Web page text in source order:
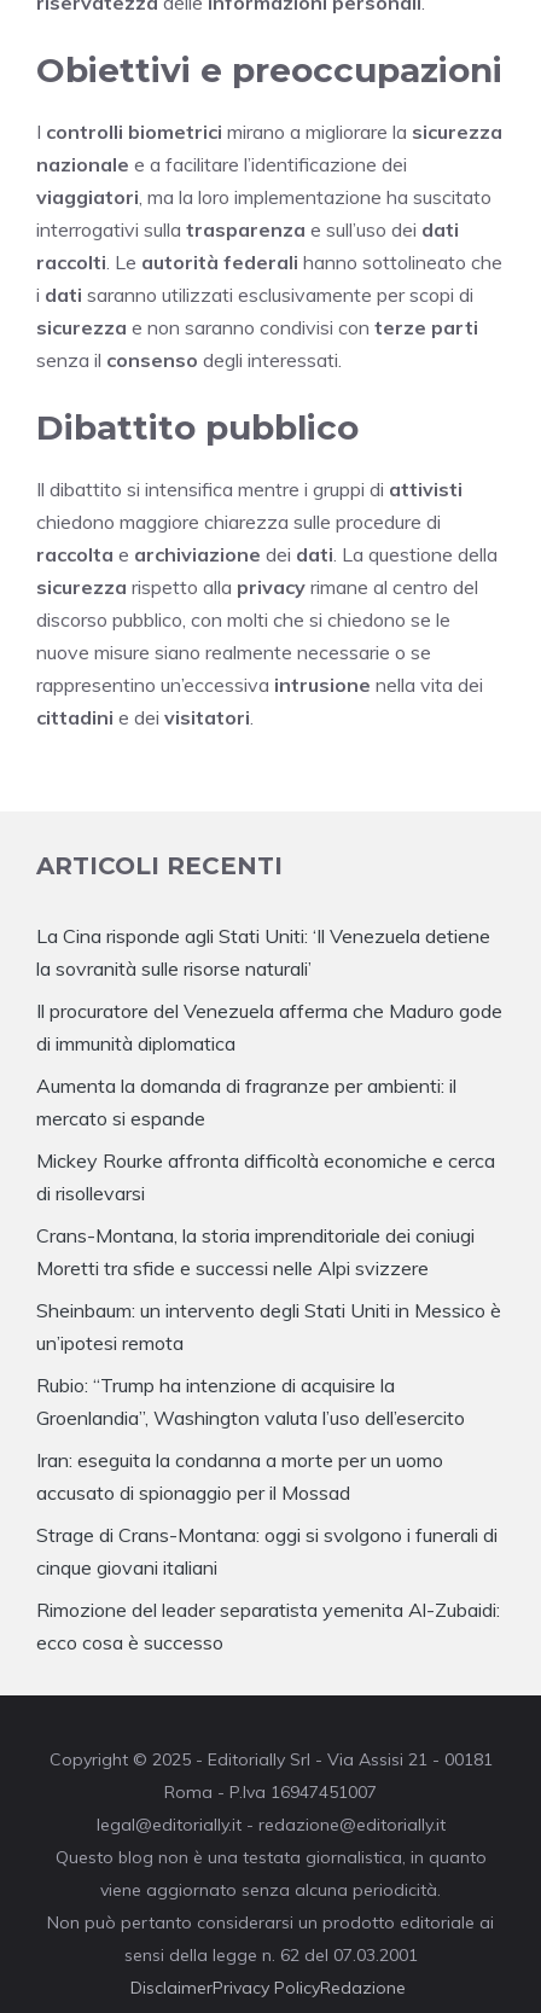
Obiettivi e preoccupazioni
I controlli biometrici mirano a migliorare la sicurezza
nazionale e a facilitare l’identificazione dei
viaggiatori, ma la loro implementazione ha suscitato
interrogativi sulla trasparenza e sull’uso dei dati
raccolti. Le autorità federali hanno sottolineato che
i dati saranno utilizzati esclusivamente per scopi di
sicurezza e non saranno condivisi con terze parti
senza il consenso degli interessati.
Dibattito pubblico
Il dibattito si intensifica mentre i gruppi di attivisti
chiedono maggiore chiarezza sulle procedure di
raccolta e archiviazione dei dati. La questione della
sicurezza rispetto alla privacy rimane al centro del
discorso pubblico, con molti che si chiedono se le
nuove misure siano realmente necessarie o se
rappresentino un’eccessiva intrusione nella vita dei
cittadini e dei visitatori.
ARTICOLI RECENTI
La Cina risponde agli Stati Uniti: ‘Il Venezuela detiene
la sovranità sulle risorse naturali’
Il procuratore del Venezuela afferma che Maduro gode
di immunità diplomatica
Aumenta la domanda di fragranze per ambienti: il
mercato si espande
Mickey Rourke affronta difficoltà economiche e cerca
di risollevarsi
Crans-Montana, la storia imprenditoriale dei coniugi
Moretti tra sfide e successi nelle Alpi svizzere
Sheinbaum: un intervento degli Stati Uniti in Messico è
un’ipotesi remota
Rubio: “Trump ha intenzione di acquisire la
Groenlandia”, Washington valuta l’uso dell’esercito
Iran: eseguita la condanna a morte per un uomo
accusato di spionaggio per il Mossad
Strage di Crans-Montana: oggi si svolgono i funerali di
cinque giovani italiani
Rimozione del leader separatista yemenita Al-Zubaidi:
ecco cosa è successo
Copyright © 2025 - Editorially Srl - Via Assisi 21 - 00181
Roma - P.Iva 16947451007
legal@editorially.it - redazione@editorially.it
Questo blog non è una testata giornalistica, in quanto
viene aggiornato senza alcuna periodicità.
Non può pertanto considerarsi un prodotto editoriale ai
sensi della legge n. 62 del 07.03.2001
DisclaimerPrivacy PolicyRedazione